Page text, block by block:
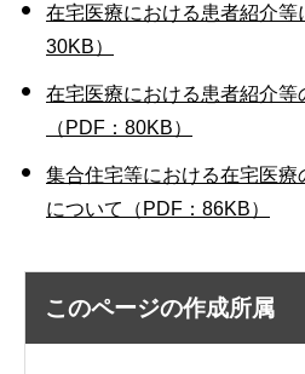
在宅医療における患者紹介等
30KB）
在宅医療における患者紹介等
（PDF：80KB）
集合住宅等における在宅医
について（PDF：86KB）
このページの作成所属